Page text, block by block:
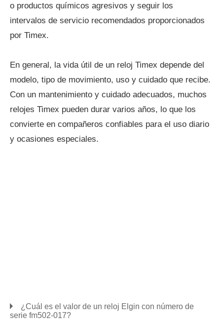
o productos químicos agresivos y seguir los
intervalos de servicio recomendados proporcionados
por Timex.
En general, la vida útil de un reloj Timex depende del
modelo, tipo de movimiento, uso y cuidado que recibe.
Con un mantenimiento y cuidado adecuados, muchos
relojes Timex pueden durar varios años, lo que los
convierte en compañeros confiables para el uso diario
y ocasiones especiales.
¿Cuál es el valor de un reloj Elgin con número de
serie fm502-017?